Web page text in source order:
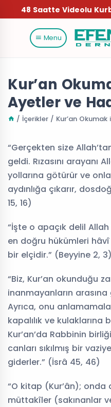
48 Saatte Videolu
Menu
Kur’an
Ayetler ve
/ İçerikler / Kur’an
“Gerçekten size
geldi. Rızasını arayanı
yollarına götürür ve
aydınlığa çıkarır,
15, 16)
“İşte o apaçık delil
en doğru hükümleri
bir elçidir.” (Beyyine 2, 3)
“Biz, Kur’an okunduğu
inanmayanların
Ayrıca, onu
kapalılık ve kulaklarına
Kur’an’da Rabbinin
canları sıkılmış bir
giderler.” (İsrâ 45, 46)
“O kitap (Kur’ân); onda
müttakîler (sakınanlar